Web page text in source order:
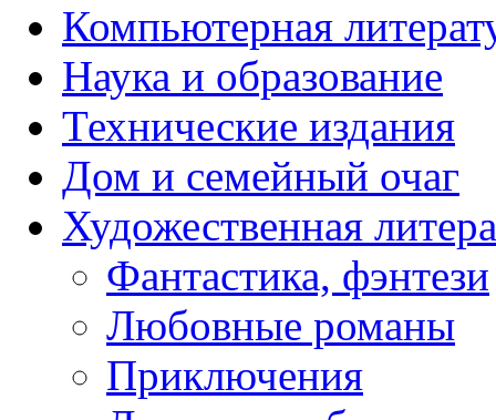
Компьютерная
Наука и образование
Технические издания
Дом и семейный очаг
Художественная
Фантастика, фэнтези
Любовные романы
Приключения